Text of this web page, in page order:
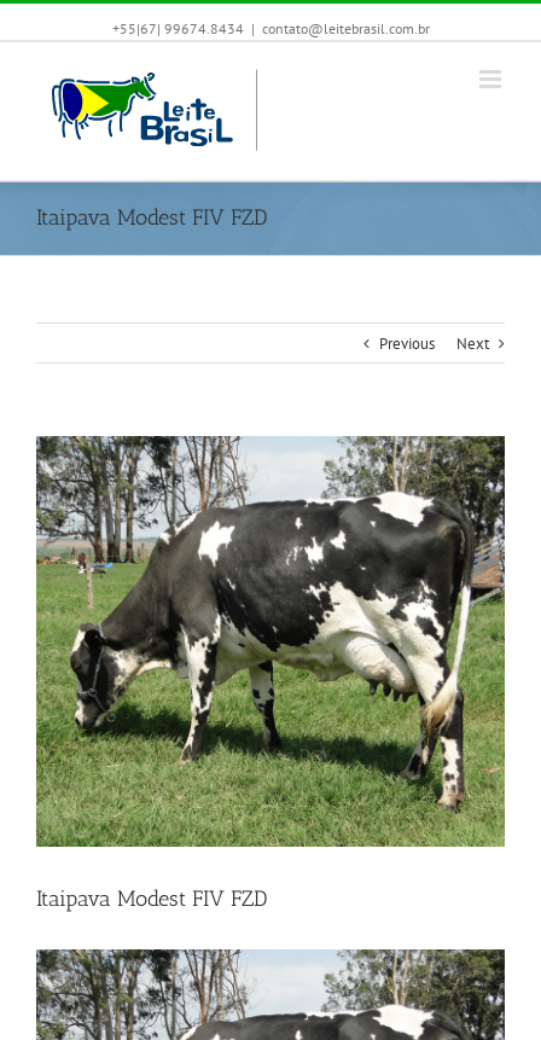
+55|67| 99674.8434 | contato@leitebrasil.com.br
Itaipava Modest FIV FZD
Previous Next
View
Larger
Image
Itaipava Modest FIV FZD